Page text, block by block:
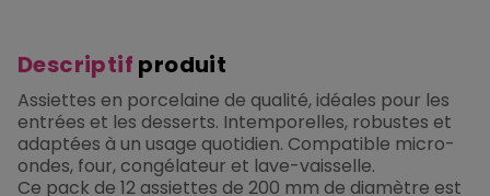
Descriptif produit
Assiettes en porcelaine de qualité, idéales pour les
entrées et les desserts. Intemporelles, robustes et
adaptées à un usage quotidien. Compatible micro-
ondes, four, congélateur et lave-vaisselle.
Ce pack de 12 assiettes de 200 mm de diamètre est